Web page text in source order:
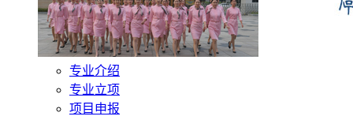
专业介绍
专业立项
项目申报